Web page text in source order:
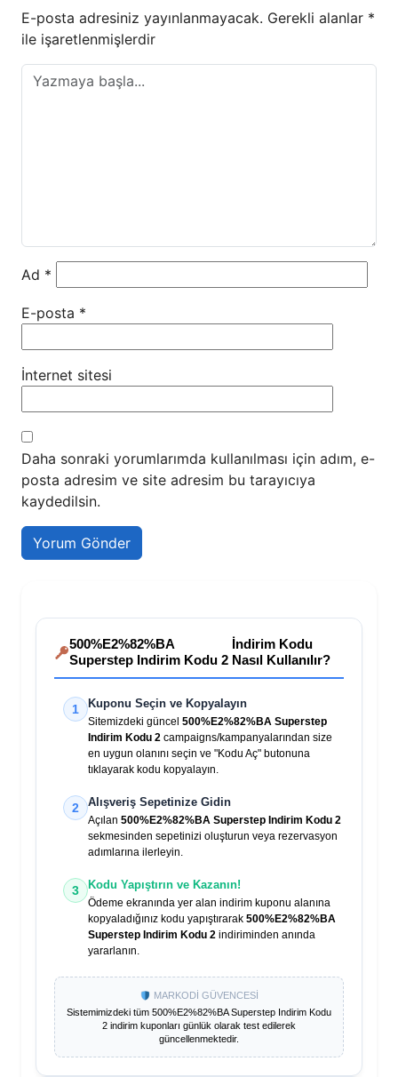
E-posta adresiniz yayınlanmayacak. Gerekli alanlar *
ile işaretlenmişlerdir
Ad *
E-posta *
İnternet sitesi
Daha sonraki yorumlarımda kullanılması için adım, e-
posta adresim ve site adresim bu tarayıcıya
kaydedilsin.
500%E2%82%BA
Superstep Indirim Kodu 2
İndirim Kodu
Nasıl Kullanılır?
1 Kuponu Seçin ve Kopyalayın
Sitemizdeki güncel 500%E2%82%BA Superstep
Indirim Kodu 2 campaigns/kampanyalarından size
en uygun olanını seçin ve "Kodu Aç" butonuna
tıklayarak kodu kopyalayın.
2 Alışveriş Sepetinize Gidin
Açılan 500%E2%82%BA Superstep Indirim Kodu 2
sekmesinden sepetinizi oluşturun veya rezervasyon
adımlarına ilerleyin.
3 Kodu Yapıştırın ve Kazanın!
Ödeme ekranında yer alan indirim kuponu alanına
kopyaladığınız kodu yapıştırarak 500%E2%82%BA
Superstep Indirim Kodu 2 indiriminden anında
yararlanın.
MARKODİ GÜVENCESİ
Sistemimizdeki tüm 500%E2%82%BA Superstep Indirim Kodu
2 indirim kuponları günlük olarak test edilerek
güncellenmektedir.